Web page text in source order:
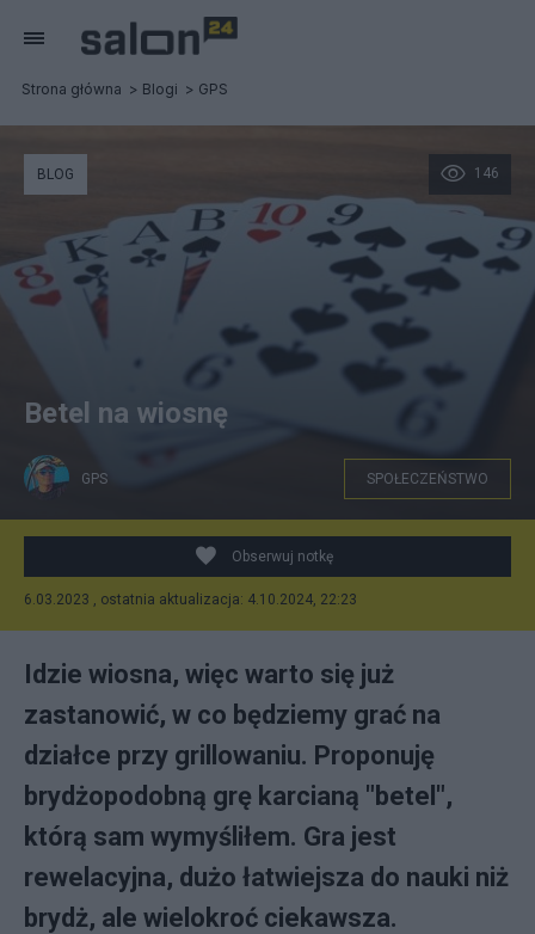
Strona główna Blogi GPS
146
BLOG
Betel na wiosnę
GPS SPOŁECZEŃSTWO
Obserwuj notkę
6.03.2023 , ostatnia aktualizacja: 4.10.2024, 22:23
Idzie wiosna, więc warto się już
zastanowić, w co będziemy grać na
działce przy grillowaniu. Proponuję
brydżopodobną grę karcianą "betel",
którą sam wymyśliłem. Gra jest
rewelacyjna, dużo łatwiejsza do nauki niż
brydż, ale wielokroć ciekawsza.